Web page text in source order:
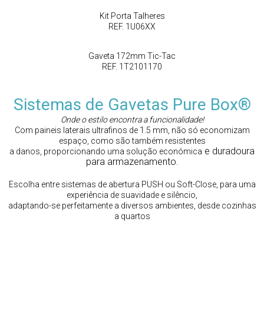
Kit Porta Talheres
REF. 1U06XX
Gaveta 172mm Tic-Tac
REF. 1T2101170
Sistemas de Gavetas Pure Box®
Onde o estilo encontra a funcionalidade!
Com paineis laterais ultrafinos de 1.5 mm, não só economizam
espaço, como são também resistentes
a danos, proporcionando uma solução económica e duradoura
para armazenamento.
Escolha entre sistemas de abertura PUSH ou Soft-Close, para uma
experiência de suavidade e silêncio,
adaptando-se perfeitamente a diversos ambientes, desde cozinhas
a quartos